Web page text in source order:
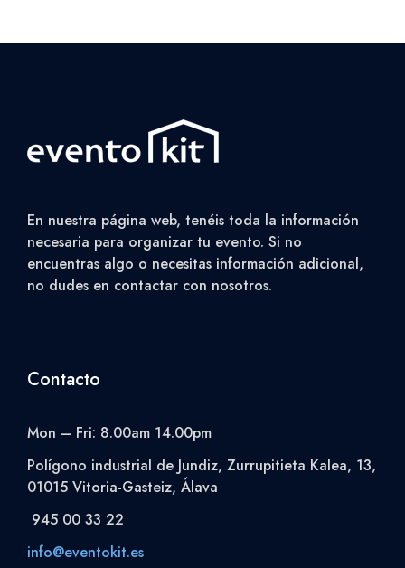
En nuestra página web, tenéis toda la información
necesaria para organizar tu evento. Si no
encuentras algo o necesitas información adicional,
no dudes en contactar con nosotros.
Contacto
Mon – Fri: 8.00am 14.00pm
Polígono industrial de Jundiz, Zurrupitieta Kalea, 13,
01015 Vitoria-Gasteiz, Álava
945 00 33 22
info@eventokit.es